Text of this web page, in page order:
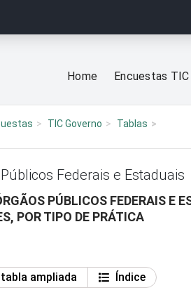
Home Encuestas TIC
TIC Governo Tablas
Federais e Estaduais
PÚBLICOS FEDERAIS E
POR TIPO DE PRÁTICA
ampliada
Índice